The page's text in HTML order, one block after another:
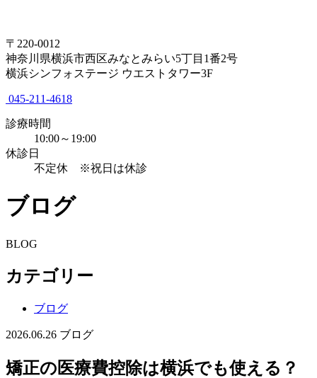
〒220-0012
神奈川県横浜市西区みなとみらい5丁目1番2号
横浜シンフォステージ ウエストタワー3F
045-211-4618
診療時間
10:00～19:00
休診日
不定休 ※祝日は休診
ブログ
BLOG
カテゴリー
ブログ
2026.06.26 ブログ
矯正の医療費控除は横浜でも使える？